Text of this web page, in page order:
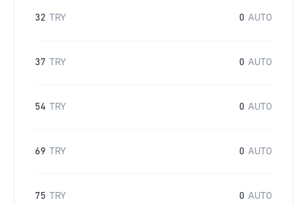
32 TRY 0 AUTO
37 TRY 0 AUTO
54 TRY 0 AUTO
69 TRY 0 AUTO
75 TRY 0 AUTO